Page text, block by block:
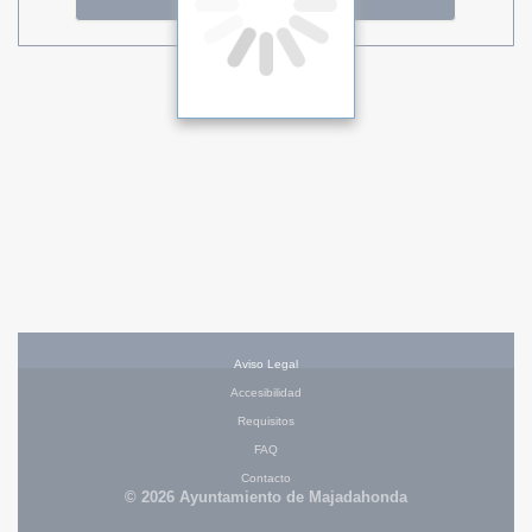
Aviso Legal
Accesibilidad
Requisitos
FAQ
Contacto
© 2026 Ayuntamiento de Majadahonda